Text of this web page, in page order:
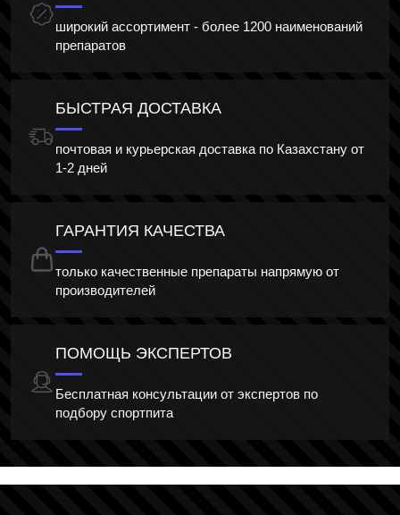
широкий ассортимент - более 1200 наименований
препаратов
БЫСТРАЯ ДОСТАВКА
почтовая и курьерская доставка по Казахстану от
1-2 дней
ГАРАНТИЯ КАЧЕСТВА
только качественные препараты напрямую от
производителей
ПОМОЩЬ ЭКСПЕРТОВ
Бесплатная консультации от экспертов по
подбору спортпита